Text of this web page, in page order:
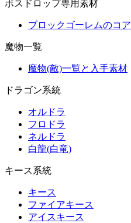
ボスドロップ専用素材
ブロックゴーレムのコア
魔物一覧
魔物(敵)一覧と入手素材
ドラゴン系統
オルドラ
フロドラ
ネルドラ
白龍(白竜)
キース系統
キース
ファイアキース
アイスキース